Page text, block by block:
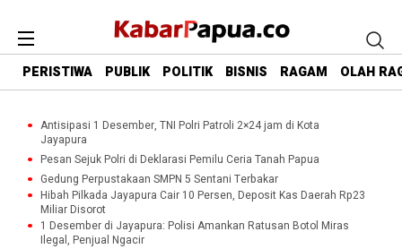
PERISTIWA PUBLIK POLITIK BISNIS RAGAM OLAH
Antisipasi 1 Desember, TNI Polri Patroli 2×24 jam di Kota
Jayapura
Pesan Sejuk Polri di Deklarasi Pemilu Ceria Tanah Papua
Gedung Perpustakaan SMPN 5 Sentani Terbakar
Hibah Pilkada Jayapura Cair 10 Persen, Deposit Kas Daerah Rp23
Miliar Disorot
1 Desember di Jayapura: Polisi Amankan Ratusan Botol Miras
Ilegal, Penjual Ngacir